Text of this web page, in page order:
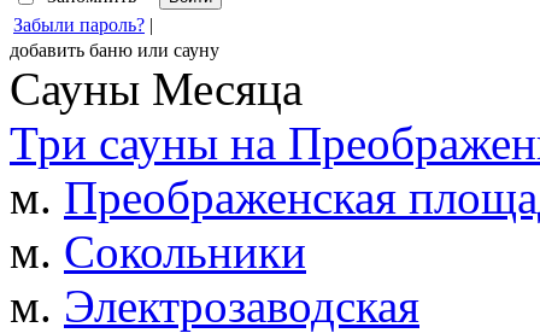
Забыли пароль? |
добавить баню или сауну
Сауны Месяца
Три сауны на
м. Преображенская
м. Сокольники
м. Электрозаводская